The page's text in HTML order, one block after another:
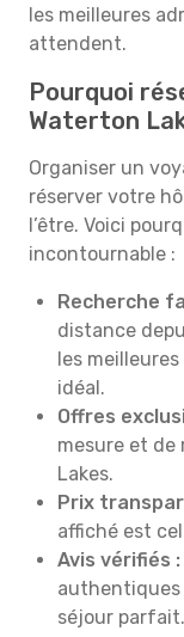
les meilleures
attendent.
Pourquoi
Waterton
Organiser un
réserver votre
l’être. Voici
incontournable :
Recherche
distance
les
idéal.
Offres
mesure et de
Lakes.
Prix
affiché est
Avis vérifiés :
authentiques
séjour parfait.